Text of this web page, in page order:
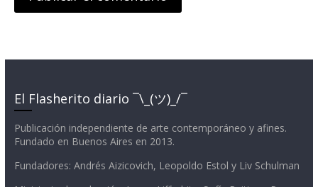
El Flasherito diario ¯\_(ツ)_/¯
Publicación independiente de arte contemporáneo y afines.
Fundado en Buenos Aires en 2013.
Fundadores: Andrés Aizicovich, Leopoldo Estol y Liv Schulman